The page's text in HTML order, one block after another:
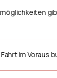
im Voraus